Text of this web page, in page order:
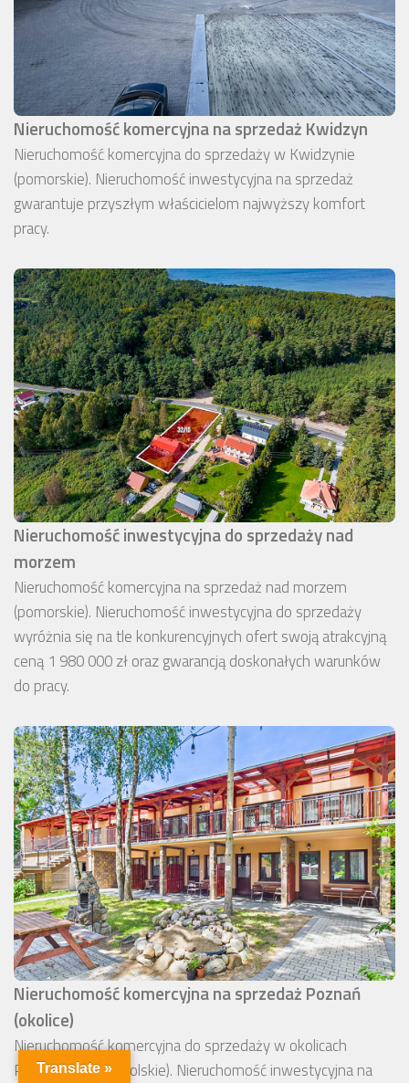
Nieruchomość komercyjna na sprzedaż Kwidzyn
Nieruchomość komercyjna do sprzedaży w Kwidzynie
(pomorskie). Nieruchomość inwestycyjna na sprzedaż
gwarantuje przyszłym właścicielom najwyższy komfort
pracy.
Nieruchomość inwestycyjna do sprzedaży nad
morzem
Nieruchomość komercyjna na sprzedaż nad morzem
(pomorskie). Nieruchomość inwestycyjna do sprzedaży
wyróżnia się na tle konkurencyjnych ofert swoją atrakcyjną
ceną 1 980 000 zł oraz gwarancją doskonałych warunków
do pracy.
Nieruchomość komercyjna na sprzedaż Poznań
(okolice)
Nieruchomość komercyjna do sprzedaży w okolicach
Poznania (wielkopolskie). Nieruchomość inwestycyjna na
Translate »